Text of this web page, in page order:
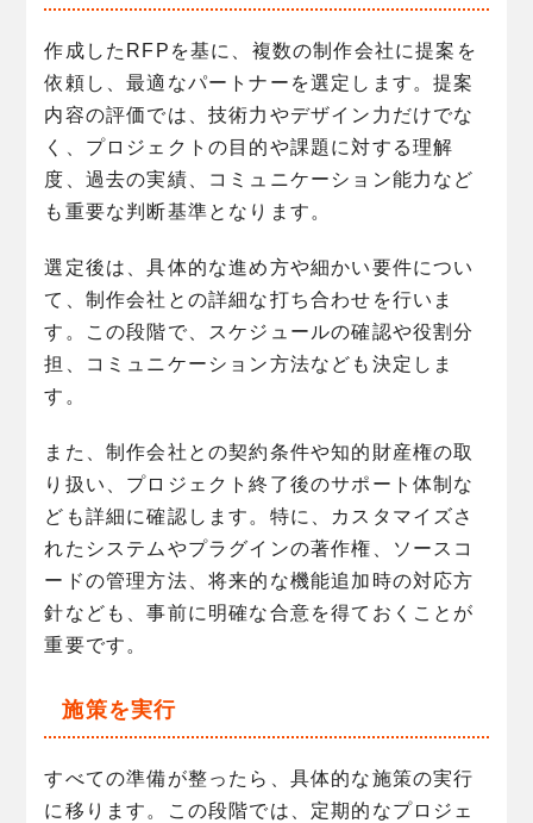
作成したRFPを基に、複数の制作会社に提案を
依頼し、最適なパートナーを選定します。提案
内容の評価では、技術力やデザイン力だけでな
く、プロジェクトの目的や課題に対する理解
度、過去の実績、コミュニケーション能力など
も重要な判断基準となります。
選定後は、具体的な進め方や細かい要件につい
て、制作会社との詳細な打ち合わせを行いま
す。この段階で、スケジュールの確認や役割分
担、コミュニケーション方法なども決定しま
す。
また、制作会社との契約条件や知的財産権の取
り扱い、プロジェクト終了後のサポート体制な
ども詳細に確認します。特に、カスタマイズさ
れたシステムやプラグインの著作権、ソースコ
ードの管理方法、将来的な機能追加時の対応方
針なども、事前に明確な合意を得ておくことが
重要です。
施策を実行
すべての準備が整ったら、具体的な施策の実行
に移ります。この段階では、定期的なプロジェ